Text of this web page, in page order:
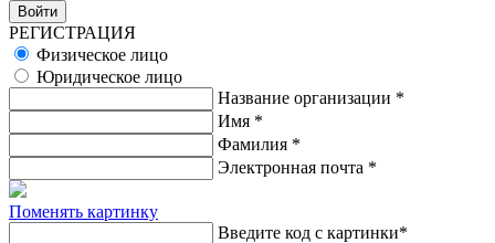
РЕГИСТРАЦИЯ
Физическое лицо
Юридическое лицо
Название организации *
Имя *
Фамилия *
Электронная почта *
Поменять картинку
Введите код с картинки*